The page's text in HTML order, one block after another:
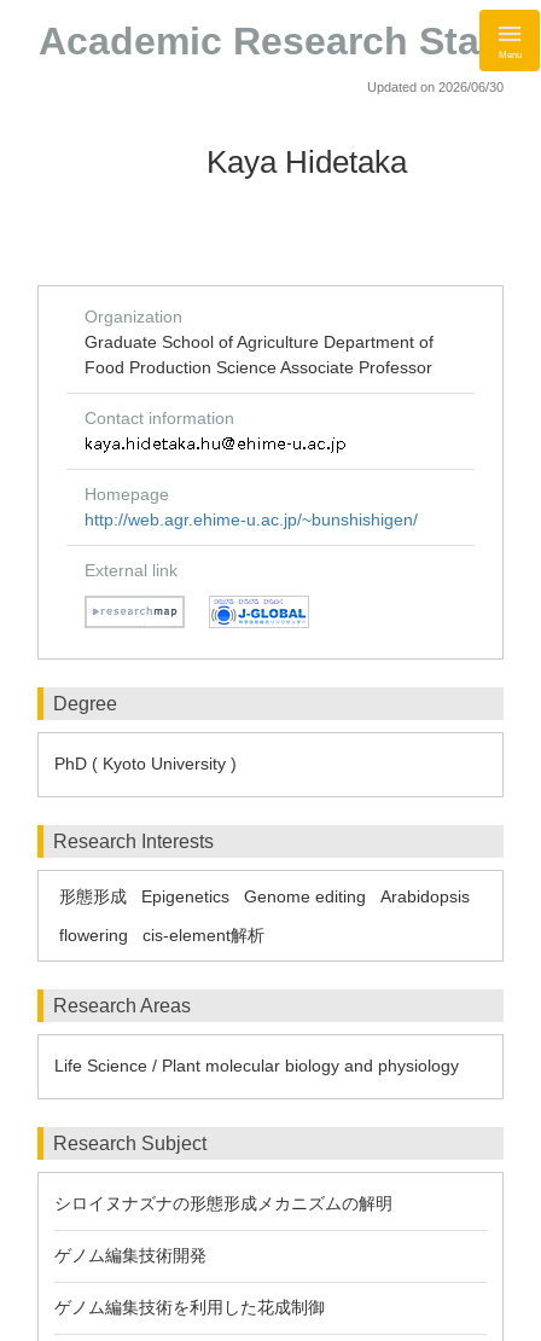
Academic Research StaffMenu
Updated on 2026/06/30
Kaya Hidetaka
Organization
Graduate School of Agriculture Department of
Food Production Science Associate Professor
Contact information
Homepage
http://web.agr.ehime-u.ac.jp/~bunshishigen/
External link
Degree
PhD ( Kyoto University )
Research Interests
形態形成 Epigenetics Genome editing
Arabidopsis
flowering
cis-element解析
Research Areas
Life Science / Plant molecular biology and physiology
Research Subject
シロイヌナズナの形態形成メカニズムの解明
ゲノム編集技術開発
ゲノム編集技術を利用した花成制御